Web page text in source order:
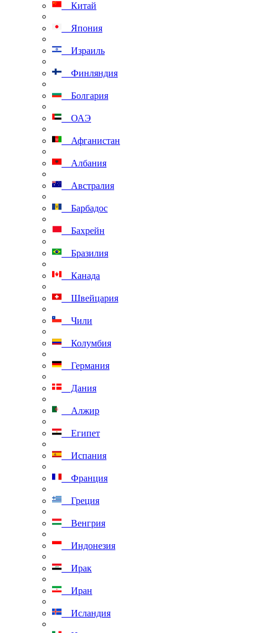
Китай
Япония
Израиль
Финляндия
Болгария
ОАЭ
Афганистан
Албания
Австралия
Барбадос
Бахрейн
Бразилия
Канада
Швейцария
Чили
Колумбия
Германия
Дания
Алжир
Египет
Испания
Франция
Греция
Венгрия
Индонезия
Ирак
Иран
Исландия